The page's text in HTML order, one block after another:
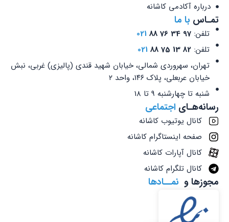
درباره آکادمی کاشانه
تمـاس با ما
تلفن:97 34 76 88
021
تلفن: 82 13 75 88
021
تهران، سهروردی شمالی، خیابان شهید قندی (پالیزی) غربی، نبش
خیابان عربعلی، پلاک ۱۴۶، واحد ۲
شنبه تا چهارشنبه 9 تا 18
رسانه‌هـای اجتماعی
کانال یوتیوب کاشانه
صفحه اینستاگرام کاشانه
کانال آپارات کاشانه
کانال تلگرام کاشانه
مجوزها و نمــادها